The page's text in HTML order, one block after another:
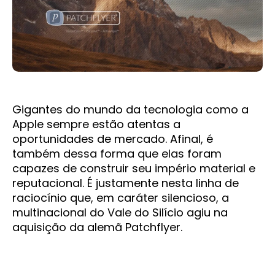
Gigantes do mundo da tecnologia como a
Apple sempre estão atentas a
oportunidades de mercado. Afinal, é
também dessa forma que elas foram
capazes de construir seu império material e
reputacional. É justamente nesta linha de
raciocínio que, em caráter silencioso, a
multinacional do Vale do Silício agiu na
aquisição da alemã Patchflyer.